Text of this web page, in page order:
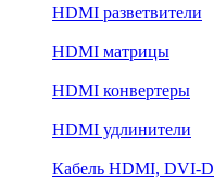
HDMI разветвители
HDMI матрицы
HDMI конвертеры
HDMI удлинители
Кабель HDMI, DVI-D